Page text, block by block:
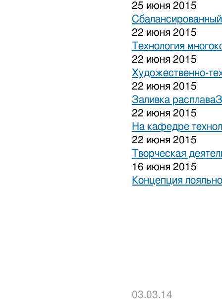
25 июня 2015
22 июня 2015
Технология
22 июня 2015
Художественно-
22 июня 2015
Заливка
22 июня 2015
На кафедре
22 июня 2015
Творческая
16 июня 2015
Концепция
03.03.14